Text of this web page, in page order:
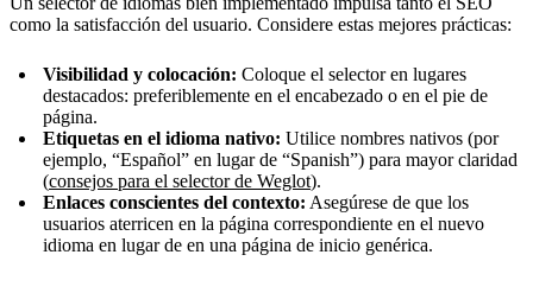
como la satisfacción del usuario. Considere estas mejores prácticas:
Visibilidad y colocación: Coloque el selector en lugares
destacados: preferiblemente en el encabezado o en el pie de
página.
Etiquetas en el idioma nativo: Utilice nombres nativos (por
ejemplo, “Español” en lugar de “Spanish”) para mayor claridad
(consejos para el selector de Weglot).
Enlaces conscientes del contexto: Asegúrese de que los
usuarios aterricen en la página correspondiente en el nuevo
idioma en lugar de en una página de inicio genérica.